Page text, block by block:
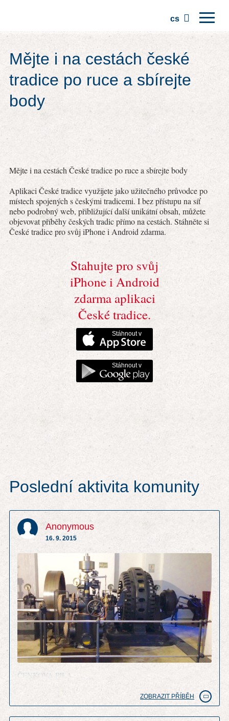
cs
Regiony
Tradice
Výlety
Mějte i na cestách české
tradice po ruce a sbírejte
body
Mějte i na cestách České tradice po ruce a sbírejte body
Aplikaci České tradice využijete jako užitečného průvodce po
místech spojených s českými tradicemi. I bez přístupu na síť
nebo podrobný web, přibližující další unikátní obsah, můžete
objevovat příběhy českých tradic přímo na cestách. Stáhněte si
České tradice pro svůj iPhone i Android zdarma.
Stahujte pro svůj
iPhone i Android
zdarma aplikaci
České tradice.
Stáhnout v
Stáhnout v
Poslední aktivita komunity
Anonymous
16. 9. 2015
ČENKOVA PILA
ZOBRAZIT PŘÍBĚH